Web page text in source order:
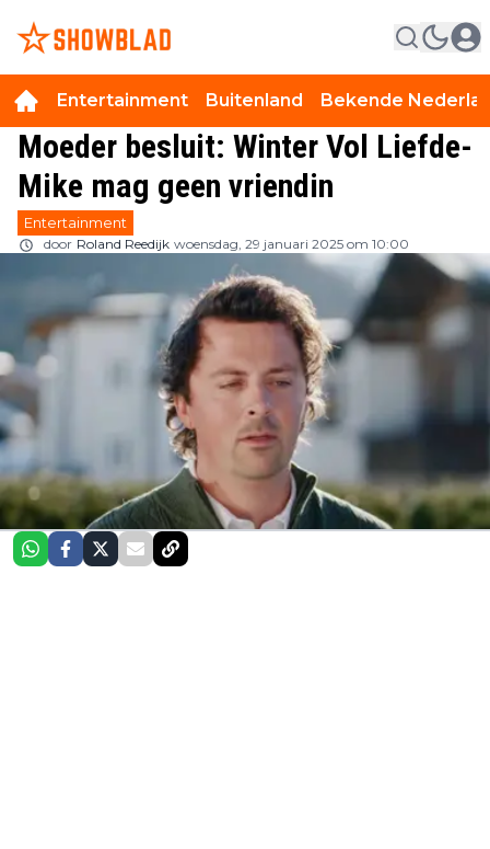
Entertainment Buitenland Bekende
Moeder besluit: Winter Vol Liefde-
Mike mag geen vriendin
Entertainment
door Roland Reedijk woensdag, 29 januari 2025 om 10:00